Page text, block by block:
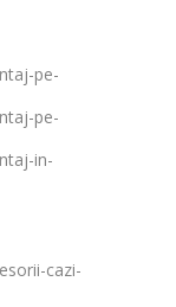
pe-
pe-
in-
cazi-